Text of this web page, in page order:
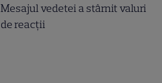
Mesajul vedetei a stârnit valuri
de reacții